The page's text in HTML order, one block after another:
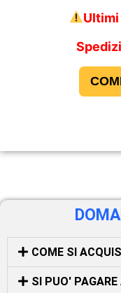
Ultimi
COME SI
SI PUO'